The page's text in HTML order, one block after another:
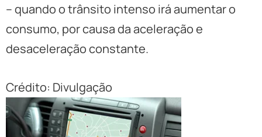
– quando o trânsito intenso irá aumentar o
consumo, por causa da aceleração e
desaceleração constante.
Crédito: Divulgação